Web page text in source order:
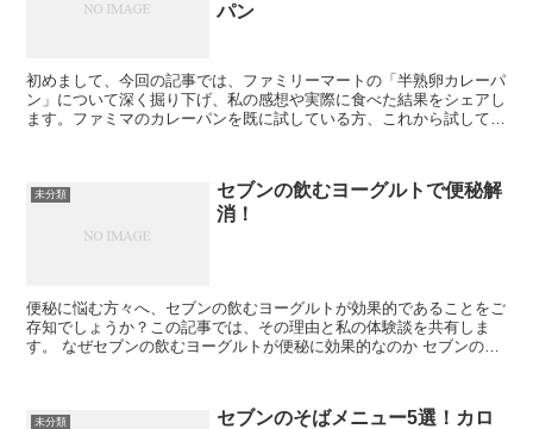
パン
初めまして、今回の記事では、ファミリーマートの「半熟卵カレーパ
ン」について深く掘り下げ、私の感想や実際に食べた結果をシェアし
ます。ファミマのカレーパンを既に試している方、これから試してみ
未分類
セブンの飲むヨーグルトで便秘解
消！
便秘に悩む方々へ、セブンの飲むヨーグルトが効果的であることをご
存知でしょうか？この記事では、その理由と私の体験談を共有しま
す。 なぜセブンの飲むヨーグルトが便秘に効果的なのか セブンの飲
未分類
セブンのそばメニュー5選！カロ